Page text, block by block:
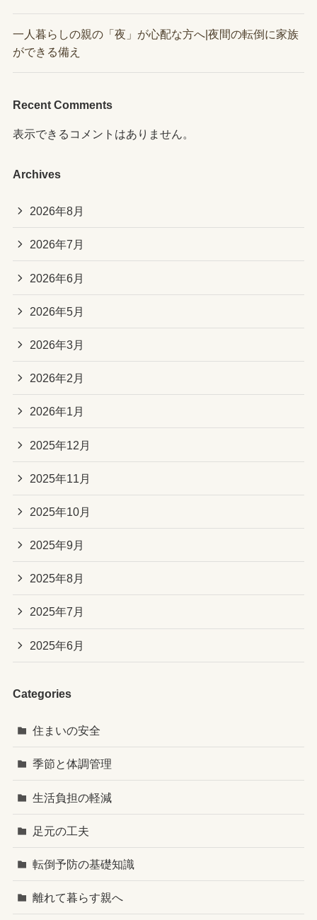
一人暮らしの親の「夜」が心配な方へ|夜間の転倒に家族
ができる備え
Recent Comments
表示できるコメントはありません。
Archives
2026年8月
2026年7月
2026年6月
2026年5月
2026年3月
2026年2月
2026年1月
2025年12月
2025年11月
2025年10月
2025年9月
2025年8月
2025年7月
2025年6月
Categories
住まいの安全
季節と体調管理
生活負担の軽減
足元の工夫
転倒予防の基礎知識
離れて暮らす親へ